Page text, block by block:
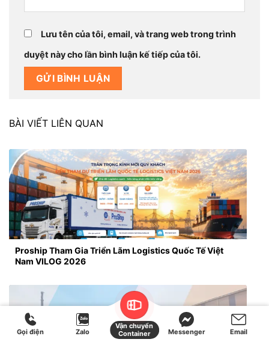
Lưu tên của tôi, email, và trang web trong trình
duyệt này cho lần bình luận kế tiếp của tôi.
BÀI VIẾT LIÊN QUAN
Proship Tham Gia Triển Lãm Logistics Quốc Tế Việt
Nam VILOG 2026
Gọi điện Zalo
Vận chuyển
Container
Messenger Email